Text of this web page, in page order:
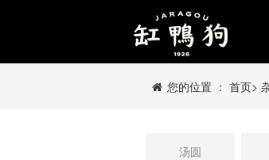
您的位置 ： 首页>
汤圆